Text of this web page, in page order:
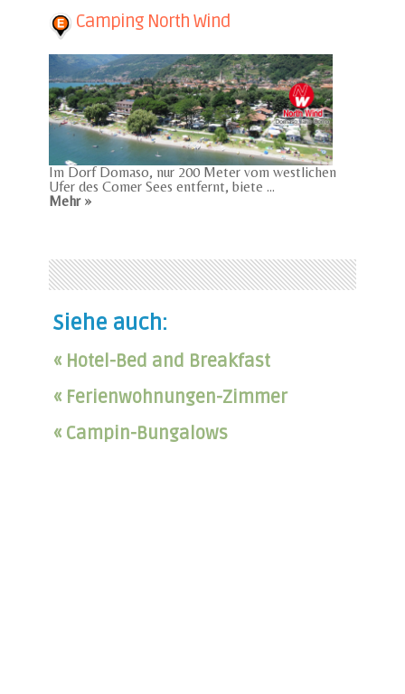
Camping North Wind
Im Dorf Domaso, nur 200 Meter vom westlichen
Ufer des Comer Sees entfernt, biete ...
Mehr »
Siehe auch:
« Hotel-Bed and Breakfast
« Ferienwohnungen-Zimmer
« Campin-Bungalows